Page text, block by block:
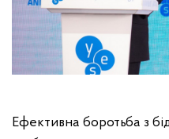
Ефективна боротьба з